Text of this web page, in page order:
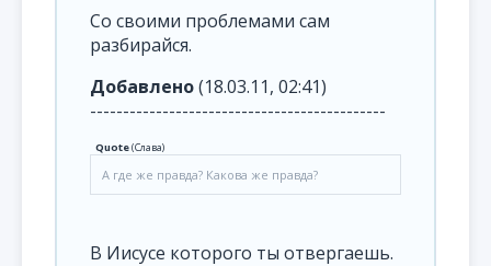
Со своими проблемами сам
разбирайся.
Добавлено(18.03.11, 02:41)
---------------------------------------------
Quote(Слава)
А где же правда? Какова же правда?
В Иисусе которого ты отвергаешь.